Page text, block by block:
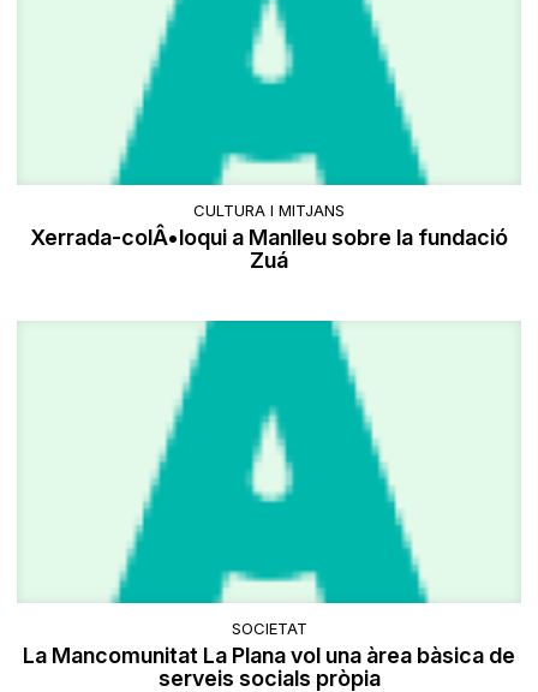
CULTURA I MITJANS
Xerrada-colÂ•loqui a Manlleu sobre la fundació
Zuá
SOCIETAT
La Mancomunitat La Plana vol una àrea bàsica de
serveis socials pròpia